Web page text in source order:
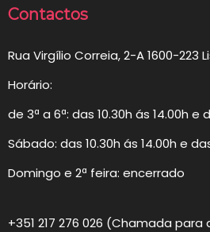
Contactos
Rua Virgílio Correia, 2-A 1600-223
Horário:
de 3ª a 6ª: das 10.30h ás 14.00h e
Sábado: das 10.30h ás 14.00h e
Domingo e 2ª feira: encerrado
+351 217 276 026 (Chamada